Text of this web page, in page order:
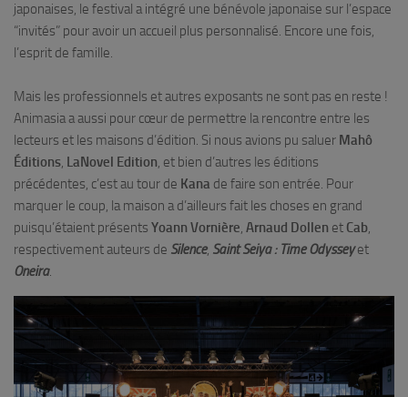
japonaises, le festival a intégré une bénévole japonaise sur l’espace
“invités” pour avoir un accueil plus personnalisé. Encore une fois,
l’esprit de famille.
Mais les professionnels et autres exposants ne sont pas en reste !
Animasia a aussi pour cœur de permettre la rencontre entre les
lecteurs et les maisons d’édition. Si nous avions pu saluer Mahô
Éditions, LaNovel Edition, et bien d’autres les éditions
précédentes, c’est au tour de Kana de faire son entrée. Pour
marquer le coup, la maison a d’ailleurs fait les choses en grand
puisqu’étaient présents Yoann Vornière, Arnaud Dollen et Cab,
respectivement auteurs de Silence, Saint Seiya : Time Odysseyet
Oneira.